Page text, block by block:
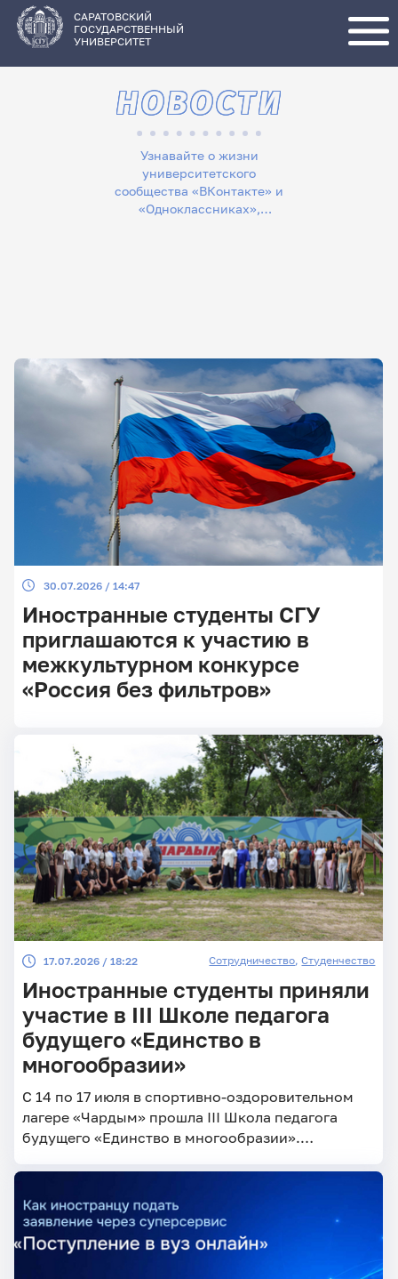
основному
содержанию
САРАТОВСКИЙ
ГОСУДАРСТВЕННЫЙ
УНИВЕРСИТЕТ
Узнавайте о жизни
университетского
сообщества «ВКонтакте» и
«Одноклассниках»,
НОВОСТИ
30.07.2026 / 14:47
Иностранные студенты СГУ
приглашаются к участию в
межкультурном конкурсе
«Россия без фильтров»
17.07.2026 / 18:22 Сотрудничество,Студенчество
Иностранные студенты приняли
участие в III Школе педагога
будущего «Единство в
многообразии»
С 14 по 17 июля в спортивно-оздоровительном
лагере «Чардым» прошла III Школа педагога
будущего «Единство в многообразии».
Году единства народов России.